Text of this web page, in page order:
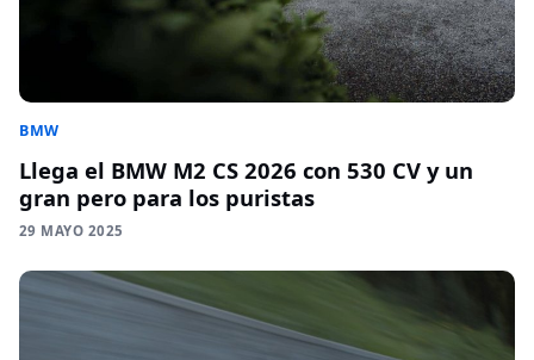
BMW
Llega el BMW M2 CS 2026 con 530 CV y un
gran pero para los puristas
29 MAYO 2025